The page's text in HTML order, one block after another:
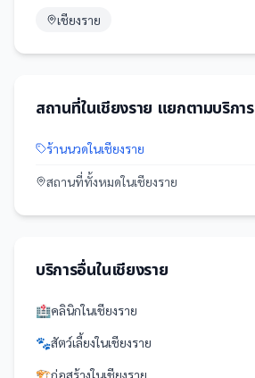
เชียงราย
สถานที่ในเชียงราย แยกตามบริการ
ร้านนวดในเชียงราย
สถานที่ทั้งหมดในเชียงราย
บริการอื่นในเชียงราย
🏥คลินิกในเชียงราย
🐾สัตว์เลี้ยงในเชียงราย
🏗️ก่อสร้างในเชียงราย